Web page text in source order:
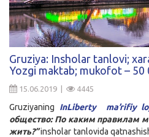
Qidirish
Kirish
Gruziya: Insholar tanlovi;
Yozgi maktab; mukofot – 50
15.06.2019 | 4445
Gruziyaning InLiberty ma’rifiy
общество: По каким правилам
жить?”insholar tanlovida